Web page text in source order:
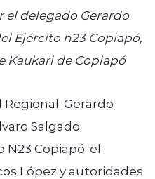
el delegado Gerardo
Ejército n23 Copiapó,
Kaukari de Copiapó
Gerardo
Salgado,
Copiapó, el
López y autoridades